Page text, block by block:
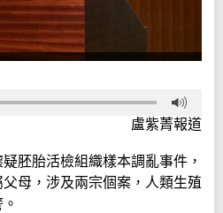
盧紫菁報道
胚胎活檢組織樣本調亂事件，
母，涉及兩宗個案，人類生殖